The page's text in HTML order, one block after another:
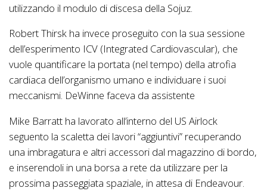
utilizzando il modulo di discesa della Sojuz.
Robert Thirsk ha invece proseguito con la sua sessione
dell’esperimento ICV (Integrated Cardiovascular), che
vuole quantificare la portata (nel tempo) della atrofia
cardiaca dell’organismo umano e individuare i suoi
meccanismi. DeWinne faceva da assistente
Mike Barratt ha lavorato all’interno del US Airlock
seguento la scaletta dei lavori “aggiuntivi” recuperando
una imbragatura e altri accessori dal magazzino di bordo,
e inserendoli in una borsa a rete da utilizzare per la
prossima passeggiata spaziale, in attesa di Endeavour.